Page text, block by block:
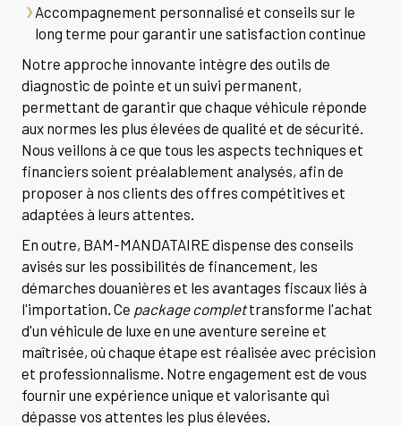
Accompagnement personnalisé et conseils sur le
long terme pour garantir une satisfaction continue
Notre approche innovante intègre des outils de
diagnostic de pointe et un suivi permanent,
permettant de garantir que chaque véhicule réponde
aux normes les plus élevées de qualité et de sécurité.
Nous veillons à ce que tous les aspects techniques et
financiers soient préalablement analysés, afin de
proposer à nos clients des offres compétitives et
adaptées à leurs attentes.
En outre, BAM-MANDATAIRE dispense des conseils
avisés sur les possibilités de financement, les
démarches douanières et les avantages fiscaux liés à
l'importation. Ce package complettransforme l'achat
d'un véhicule de luxe en une aventure sereine et
maîtrisée, où chaque étape est réalisée avec précision
et professionnalisme. Notre engagement est de vous
fournir une expérience unique et valorisante qui
dépasse vos attentes les plus élevées.